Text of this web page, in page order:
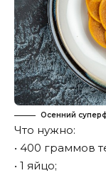
Осенний
Что нужно:
• 400 граммов
• 1 яйцо;